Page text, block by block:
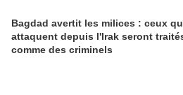
Bagdad avertit les milices : ceux
attaquent depuis l'Irak seront
comme des criminels